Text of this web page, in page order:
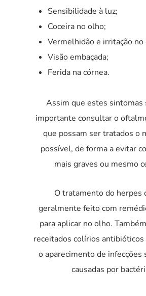
Sensibilidade à luz;
Coceira no olho;
Vermelhidão e irritação no
Visão embaçada;
Ferida na córnea.
Assim que estes sintomas
importante consultar o
que possam ser tratados o
possível, de forma a evitar
mais graves ou mesmo
O tratamento do herpes
geralmente feito com
para aplicar no olho.
receitados colírios
o aparecimento de infecções
causadas por